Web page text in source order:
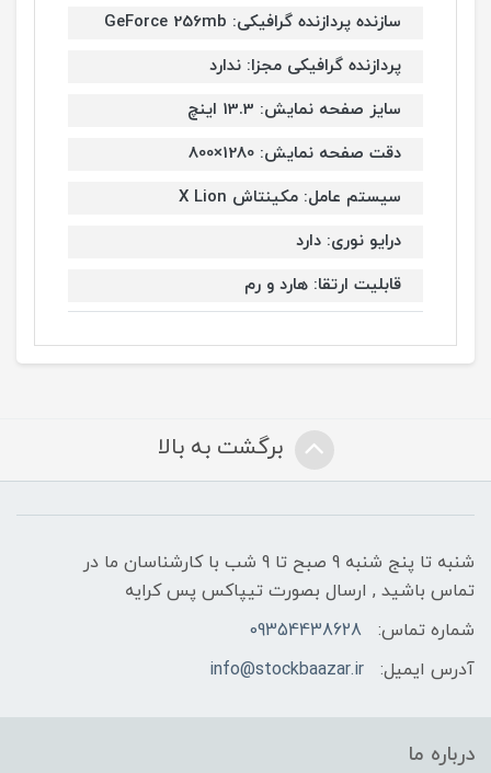
سازنده پردازنده گرافیکی: GeForce 256mb
پردازنده گرافیکی مجزا: ندارد
سایز صفحه نمایش: 13.3 اینچ
دقت صفحه نمایش: 1280×800
سیستم عامل: مکینتاش X Lion
درایو نوری: دارد
قابلیت ارتقا: هارد و رم
برگشت به بالا
شنبه تا پنج شنبه 9 صبح تا 9 شب با کارشناسان ما در
تماس باشید , ارسال بصورت تیپاکس پس کرایه
شماره تماس:
09354438628
آدرس ایمیل:
info@stockbaazar.ir
درباره ما